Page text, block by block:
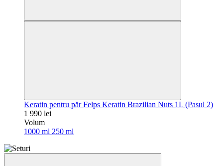
Keratin pentru păr Felps Keratin Brazilian Nuts 1L (Pasul 2)
1 990 lei
Volum
1000 ml 250 ml